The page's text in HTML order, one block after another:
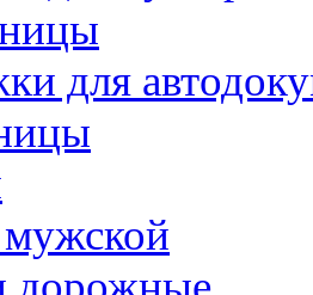
для